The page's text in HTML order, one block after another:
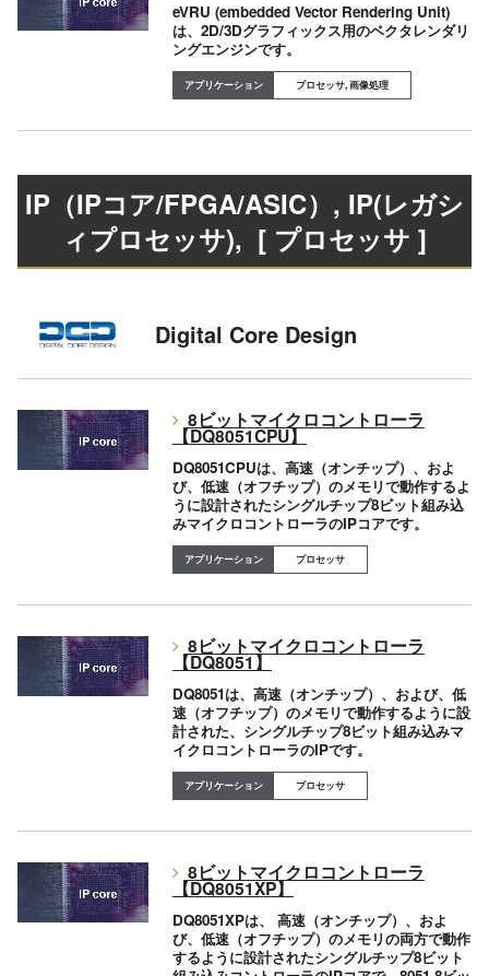
eVRU (embedded Vector Rendering Unit)
は、2D/3Dグラフィックス用のベクタレンダリ
ングエンジンです。
プロセッサ, 画像処理
IP（IPコア/FPGA/ASIC）, IP(レガシ
ィプロセッサ), [ プロセッサ ]
Digital Core Design
8ビットマイクロコントローラ
【DQ8051CPU】
DQ8051CPUは、高速（オンチップ）、およ
び、低速（オフチップ）のメモリで動作するよ
うに設計されたシングルチップ8ビット組み込
みマイクロコントローラのIPコアです。
プロセッサ
8ビットマイクロコントローラ
【DQ8051】
DQ8051は、高速（オンチップ）、および、低
速（オフチップ）のメモリで動作するように設
計された、シングルチップ8ビット組み込みマ
イクロコントローラのIPです。
プロセッサ
8ビットマイクロコントローラ
【DQ8051XP】
DQ8051XPは、 高速（オンチップ）、およ
び、低速（オフチップ）のメモリの両方で動作
するように設計されたシングルチップ8ビット